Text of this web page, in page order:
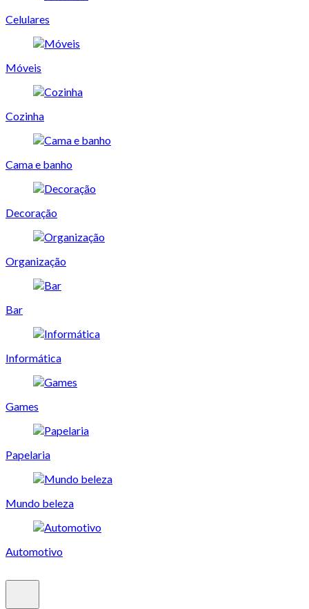
Celulares
Móveis
Cozinha
Cama e banho
Decoração
Organização
Bar
Informática
Games
Papelaria
Mundo beleza
Automotivo